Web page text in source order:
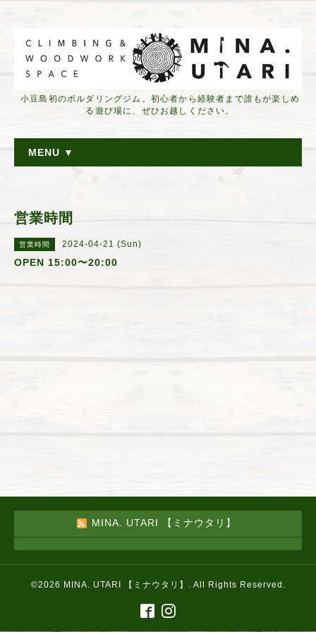
小豆島初のボルダリングジム。初心者から経験者まで誰もが楽しめ
る遊び場に、ぜひお越しください。
MENU ▼
営業時間
営業時間 2024-04-21 (Sun)
OPEN 15:00〜20:00
MINA. UTARI 【ミナウタリ】
©2026 MINA. UTARI 【ミナウタリ】 . All Rights Reserved.